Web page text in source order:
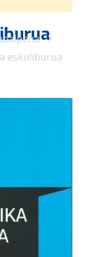
eskuliburua